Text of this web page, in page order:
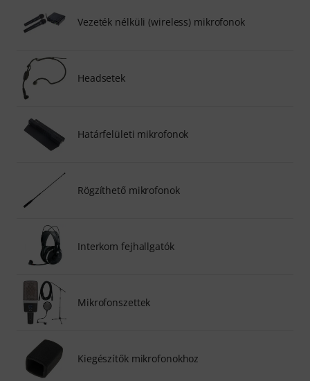
Vezeték nélküli (wireless) mikrofonok
Headsetek
Határfelületi mikrofonok
Rögzíthető mikrofonok
Interkom fejhallgatók
Mikrofonszettek
Kiegészítők mikrofonokhoz